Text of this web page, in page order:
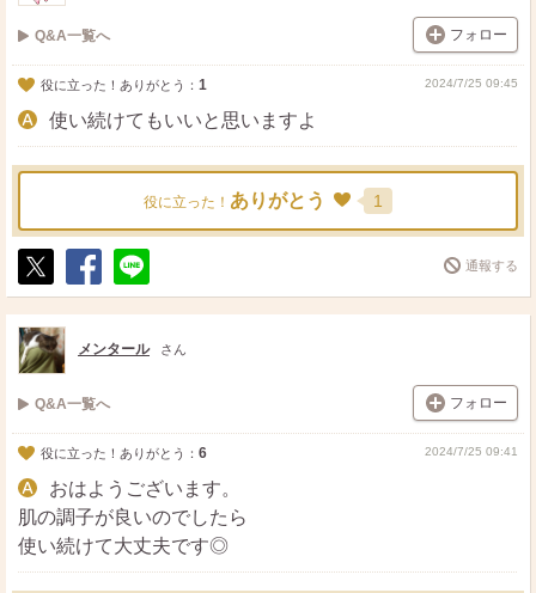
Q&A一覧へ フォロー
役に立った！ありがとう： 1 2024/7/25 09:45
使い続けてもいいと思いますよ
役に立った！ ありがとう 1
ポ
ス
ト
シ
ェ
送
る
通報する
メンタール さん
Q&A一覧へ フォロー
役に立った！ありがとう： 6 2024/7/25 09:41
おはようございます。
肌の調子が良いのでしたら
使い続けて大丈夫です◎